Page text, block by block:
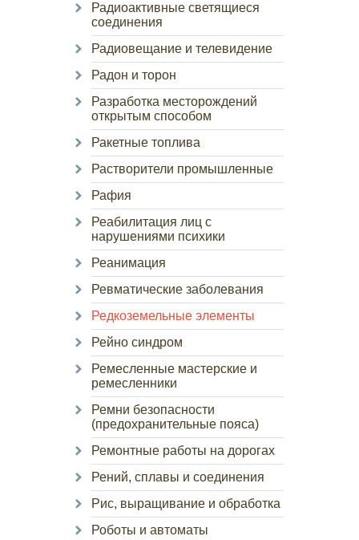
Радиоактивные светящиеся
соединения
Радиовещание и телевидение
Радон и торон
Разработка месторождений
открытым способом
Ракетные топлива
Растворители промышленные
Рафия
Реабилитация лиц с
нарушениями психики
Реанимация
Ревматические заболевания
Редкоземельные элементы
Рейно синдром
Ремесленные мастерские и
ремесленники
Ремни безопасности
(предохранительные пояса)
Ремонтные работы на дорогах
Рений, сплавы и соединения
Рис, выращивание и обработка
Роботы и автоматы